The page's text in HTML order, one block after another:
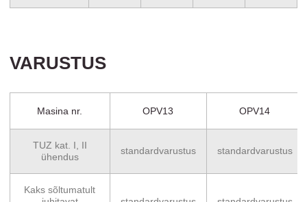
VARUSTUS
Masina nr. OPV13 OPV14
TUZ kat. I, II
ühendus
standardvarustus standardvarustus
Kaks sõltumatult